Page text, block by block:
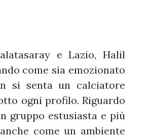
e Lazio, Halil
come sia emozionato
si senta un calciatore
ogni profilo. Riguardo
gruppo estusiasta e più
come un ambiente